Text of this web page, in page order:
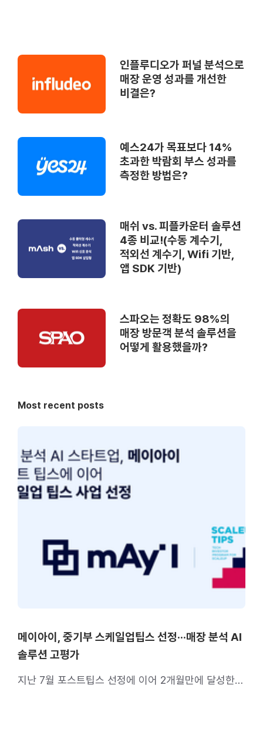
인플루디오가 퍼널 분석으로
매장 운영 성과를 개선한
비결은?
예스24가 목표보다 14%
초과한 박람회 부스 성과를
측정한 방법은?
매쉬 vs. 피플카운터 솔루션
4종 비교!(수동 계수기,
적외선 계수기, Wifi 기반,
앱 SDK 기반)
스파오는 정확도 98%의
매장 방문객 분석 솔루션을
어떻게 활용했을까?
Most recent posts
메이아이, 중기부 스케일업팁스 선정···매장 분석 AI
솔루션 고평가
지난 7월 포스트팁스 선정에 이어 2개월만에 달성한